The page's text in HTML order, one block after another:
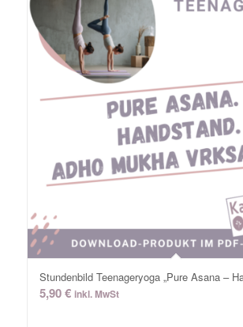
Stundenbild Teenageryoga „Pure Asana –
5,90€ inkl. MwSt